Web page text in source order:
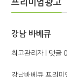
프리미엄광고
강남 바베큐
최고관리자 댓글 0
강남바베큐 프리미